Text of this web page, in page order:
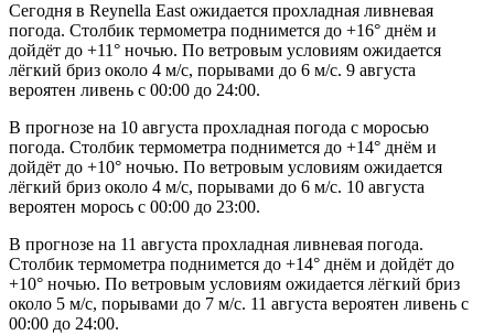
Сегодня в Reynella East ожидается прохладная ливневая
погода. Столбик термометра поднимется до +16° днём и
дойдёт до +11° ночью. По ветровым условиям ожидается
лёгкий бриз около 4 м/с, порывами до 6 м/с. 9 августа
вероятен ливень с 00:00 до 24:00.
В прогнозе на 10 августа прохладная погода с моросью
погода. Столбик термометра поднимется до +14° днём и
дойдёт до +10° ночью. По ветровым условиям ожидается
лёгкий бриз около 4 м/с, порывами до 6 м/с. 10 августа
вероятен морось с 00:00 до 23:00.
В прогнозе на 11 августа прохладная ливневая погода.
Столбик термометра поднимется до +14° днём и дойдёт до
+10° ночью. По ветровым условиям ожидается лёгкий бриз
около 5 м/с, порывами до 7 м/с. 11 августа вероятен ливень с
00:00 до 24:00.